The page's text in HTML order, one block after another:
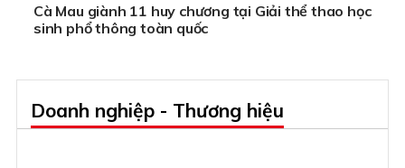
Cà Mau giành 11 huy chương tại Giải thể thao học
sinh phổ thông toàn quốc
Doanh nghiệp - Thương hiệu